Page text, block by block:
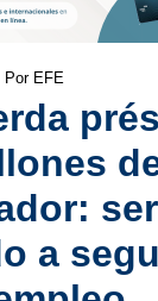
| Por EFE
a